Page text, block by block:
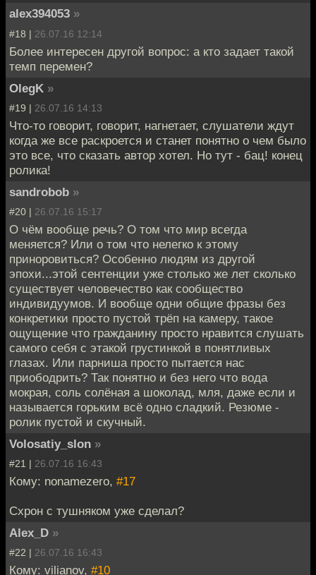
alex394053 »
#18 | 26.07.16 12:14
Более интересен другой вопрос: а кто задает такой
темп перемен?
OlegK »
#19 | 26.07.16 14:13
Что-то говорит, говорит, нагнетает, слушатели ждут
когда же все раскроется и станет понятно о чем было
это все, что сказать автор хотел. Но тут - бац! конец
ролика!
sandrobob »
#20 | 26.07.16 15:17
О чём вообще речь? О том что мир всегда
меняется? Или о том что нелегко к этому
приноровиться? Особенно людям из другой
эпохи...этой сентенции уже столько же лет сколько
существует человечество как сообщество
индивидуумов. И вообще одни общие фразы без
конкретики просто пустой трёп на камеру, такое
ощущение что гражданину просто нравится слушать
самого себя с этакой грустинкой в понятливых
глазах. Или парниша просто пытается нас
приободрить? Так понятно и без него что вода
мокрая, соль солёная а шоколад, мля, даже если и
называется горьким всё одно сладкий. Резюме -
ролик пустой и скучный.
Volosatiy_slon »
#21 | 26.07.16 16:43
Кому: nonamezero, #17
Схрон с тушняком уже сделал?
Alex_D »
#22 | 26.07.16 16:43
Кому: vilianov, #10